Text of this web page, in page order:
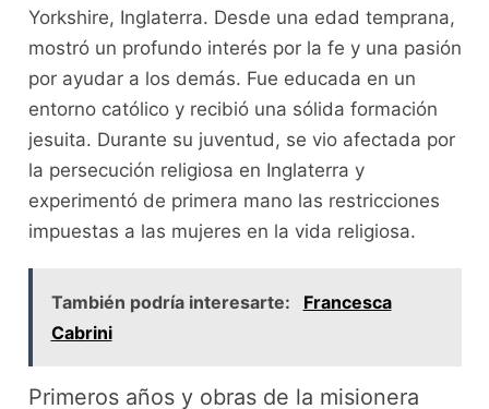
Yorkshire, Inglaterra. Desde una edad temprana,
mostró un profundo interés por la fe y una pasión
por ayudar a los demás. Fue educada en un
entorno católico y recibió una sólida formación
jesuita. Durante su juventud, se vio afectada por
la persecución religiosa en Inglaterra y
experimentó de primera mano las restricciones
impuestas a las mujeres en la vida religiosa.
También podría interesarte:
Francesca
Cabrini
Primeros años y obras de la misionera